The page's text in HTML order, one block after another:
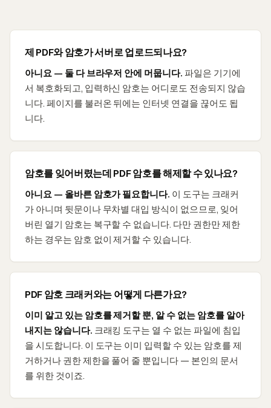
제 PDF와 암호가 서버로 업로드되나요?
아니요 — 둘 다 브라우저 안에 머뭅니다. 파일은 기기에
서 복호화되고, 입력하신 암호는 어디로도 전송되지 않습
니다. 페이지를 불러온 뒤에는 인터넷 연결을 끊어도 됩
니다.
암호를 잊어버렸는데 PDF 암호를 해제할 수 있나요?
아니요 — 올바른 암호가 필요합니다. 이 도구는 크래커
가 아니며 뒷문이나 무차별 대입 방식이 없으므로, 잊어
버린 열기 암호는 복구할 수 없습니다. 다만 권한만 제한
하는 경우는 암호 없이 제거할 수 있습니다.
PDF 암호 크래커와는 어떻게 다른가요?
이미 알고 있는 암호를 제거할 뿐, 알 수 없는 암호를 알아
내지는 않습니다. 크래킹 도구는 열 수 없는 파일에 침입
을 시도합니다. 이 도구는 이미 입력할 수 있는 암호를 제
거하거나 권한 제한을 풀어 줄 뿐입니다 — 본인의 문서
를 위한 것이죠.